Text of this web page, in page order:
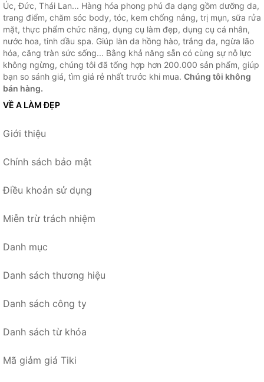
Úc, Đức, Thái Lan... Hàng hóa phong phú đa dạng gồm dưỡng da,
trang điểm, chăm sóc body, tóc, kem chống nắng, trị mụn, sữa rửa
mặt, thực phẩm chức năng, dụng cụ làm đẹp, dụng cụ cá nhân,
nước hoa, tinh dầu spa. Giúp làn da hồng hào, trắng da, ngừa lão
hóa, căng tràn sức sống... Bằng khả năng sẵn có cùng sự nỗ lực
không ngừng, chúng tôi đã tổng hợp hơn 200.000 sản phẩm, giúp
bạn so sánh giá, tìm giá rẻ nhất trước khi mua. Chúng tôi không
bán hàng.
VỀ A LÀM ĐẸP
Giới thiệu
Chính sách bảo mật
Điều khoản sử dụng
Miễn trừ trách nhiệm
Danh mục
Danh sách thương hiệu
Danh sách công ty
Danh sách từ khóa
Mã giảm giá Tiki